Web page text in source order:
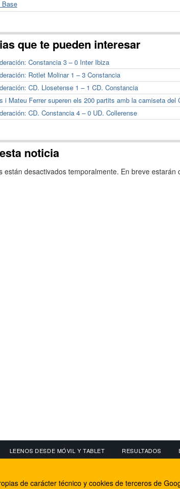
Base
que te pueden interesar
Constancia 3 – 0 Inter Ibiza
Rotlet Molinar 1 – 3 Constancia
CD. Llosetense 1 – 1 CD. Constancia
i Mateu Ferrer superen els 200 partits amb la camiseta del
CD. Constancia 4 – 0 UD. Collerense
noticia
están desactivados temporalmente. En breve estarán
LEENOS DESDE MÓVIL Y TABLET RESULTADOS
El equipo de FútbolBalear
de carácter técnico y cookies de terceros de